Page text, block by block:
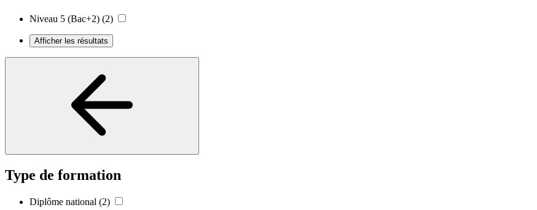
Niveau 5 (Bac+2) (2)
Afficher les résultats
Type de formation
Diplôme national (2)